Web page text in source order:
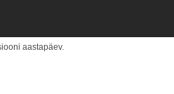
aastapäev.